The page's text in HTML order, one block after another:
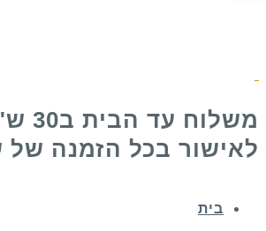
לאישור בכל הזמנה
בית